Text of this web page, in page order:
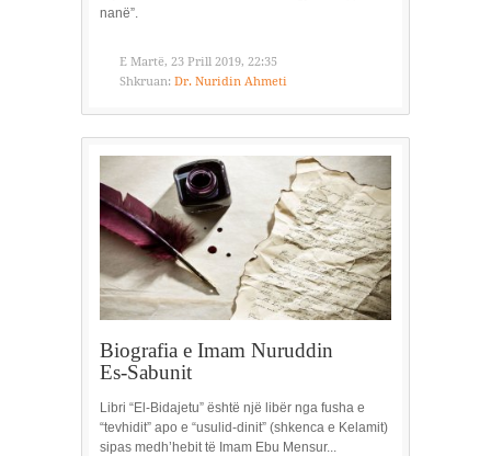
nanë”.
E Martë, 23 Prill 2019, 22:35
Shkruan: Dr. Nuridin Ahmeti
Biografia e Imam Nuruddin
Es-Sabunit
Libri “El-Bidajetu” është një libër nga fusha e
“tevhidit” apo e “usulid-dinit” (shkenca e Kelamit)
sipas medh’hebit të Imam Ebu Mensur...